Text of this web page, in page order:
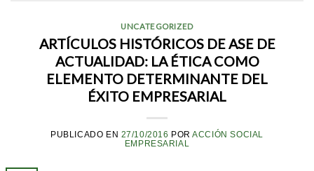
UNCATEGORIZED
ARTÍCULOS HISTÓRICOS DE ASE DE
ACTUALIDAD: LA ÉTICA COMO
ELEMENTO DETERMINANTE DEL
ÉXITO EMPRESARIAL
PUBLICADO EN 27/10/2016 PORACCIÓN SOCIAL
EMPRESARIAL